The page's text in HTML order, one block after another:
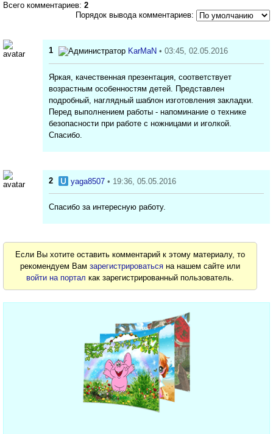
Всего комментариев: 2
Порядок вывода комментариев:
1 KarMaN • 03:45, 02.05.2016
Яркая, качественная презентация, соответствует
возрастным особенностям детей. Представлен
подробный, наглядный шаблон изготовления закладки.
Перед выполнением работы - напоминание о технике
безопасности при работе с ножницами и иголкой.
Спасибо.
2 yaga8507 • 19:36, 05.05.2016
Спасибо за интересную работу.
Если Вы хотите оставить комментарий к этому материалу, то
рекомендуем Вамзарегистрироваться на нашем сайте или
войти на портал как зарегистрированный пользователь.